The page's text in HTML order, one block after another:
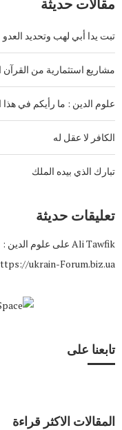
مقالات حديثة
تبت يدا أبي لهب وتحديد العدو
مشاريع استثمارية من القرآن
علوم الدين : ما رأيكم في هذا
الكافر لا عقل له
تبارك الذي بيده الملك
تعليقات حديثة
Ali Tawfik على علوم الدين
ukrain-Forum.biz.ua/
تابعنا على
المقالات الاكثر قراءة